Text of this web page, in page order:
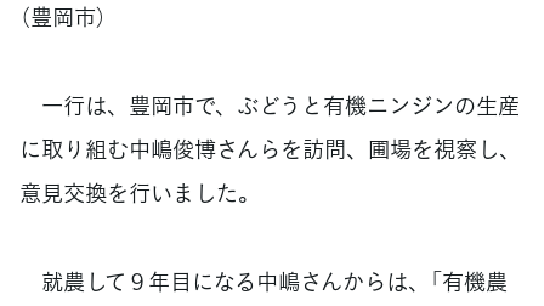
（豊岡市）
一行は、豊岡市で、ぶどうと有機ニンジンの生産
に取り組む中嶋俊博さんらを訪問、圃場を視察し、
意見交換を行いました。
就農して９年目になる中嶋さんからは、「有機農